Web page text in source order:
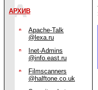
АРХИВ
Apache-Talk
@lexa.ru
Inet-Admins
@info.east.ru
Filmscanners
@halftone.co.uk